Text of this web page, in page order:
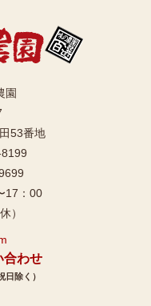
園
53番地
17：00
）
合わせ
日除く）